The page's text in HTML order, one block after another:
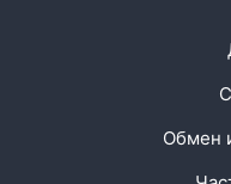
Обмен